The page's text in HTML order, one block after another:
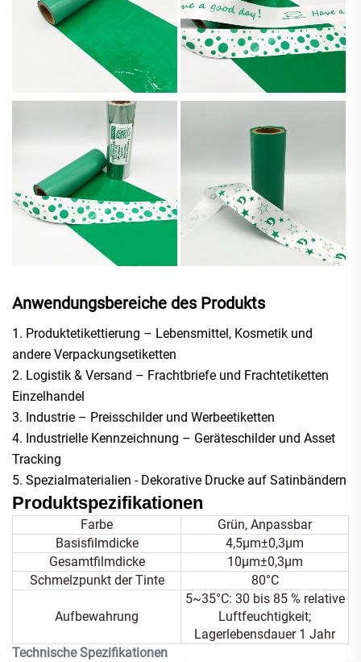
Anwendungsbereiche des Produkts
1. Produktetikettierung – Lebensmittel, Kosmetik und
andere Verpackungsetiketten
2. Logistik & Versand – Frachtbriefe und Frachtetiketten
Einzelhandel
3. Industrie – Preisschilder und Werbeetiketten
4. Industrielle Kennzeichnung – Geräteschilder und Asset
Tracking
5. Spezialmaterialien - Dekorative Drucke auf Satinbändern
Produktspezifikationen
Technische Spezifikationen
Farbe
Grün, Anpassbar
Basisfilmdicke
4,5μm±0,3μm
Gesamtfilmdicke
10μm±0,3μm
Schmelzpunkt der Tinte
80°C
Aufbewahrung
5~35°C: 30 bis 85 % relative
Luftfeuchtigkeit;
Lagerlebensdauer 1 Jahr